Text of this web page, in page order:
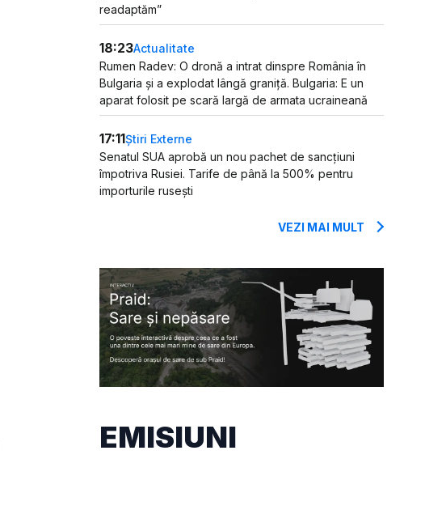
readaptăm”
18:23Actualitate
Rumen Radev: O dronă a intrat dinspre România în
Bulgaria și a explodat lângă graniță. Bulgaria: E un
aparat folosit pe scară largă de armata ucraineană
17:11Știri Externe
Senatul SUA aprobă un nou pachet de sancțiuni
împotriva Rusiei. Tarife de până la 500% pentru
importurile rusești
VEZI MAI MULT
EMISIUNI